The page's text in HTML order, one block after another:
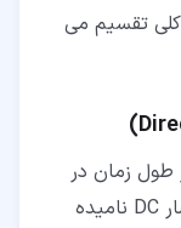
کلی تقسیم می
طول زمان در
یک جهت ثابت حرکت می کند و به اختصار DC نامیده